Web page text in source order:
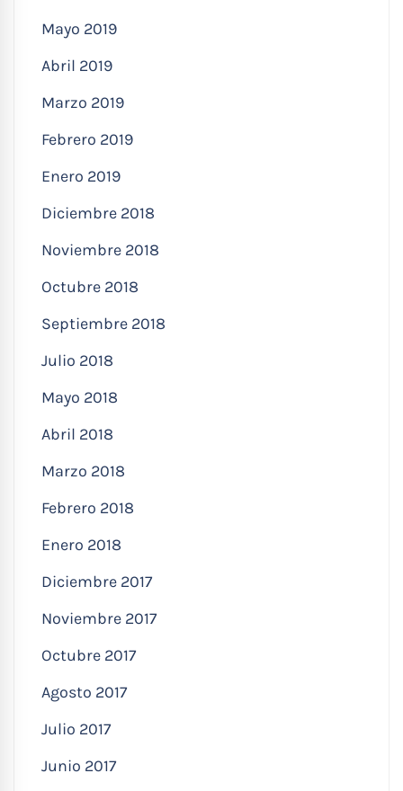
Mayo 2019
Abril 2019
Marzo 2019
Febrero 2019
Enero 2019
Diciembre 2018
Noviembre 2018
Octubre 2018
Septiembre 2018
Julio 2018
Mayo 2018
Abril 2018
Marzo 2018
Febrero 2018
Enero 2018
Diciembre 2017
Noviembre 2017
Octubre 2017
Agosto 2017
Julio 2017
Junio 2017